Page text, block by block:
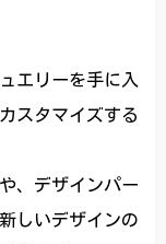
エリーを手に入
スタマイズする
、デザインパー
しいデザインの